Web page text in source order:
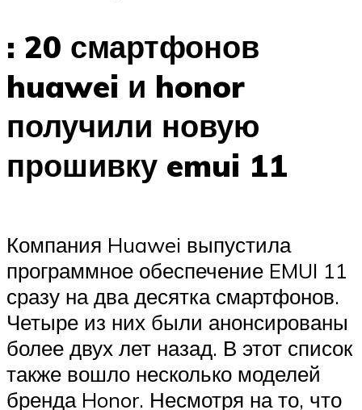
: 20 смартфонов
huawei и honor
получили новую
прошивку emui 11
Компания Huawei выпустила
программное обеспечение EMUI 11
сразу на два десятка смартфонов.
Четыре из них были анонсированы
более двух лет назад. В этот список
также вошло несколько моделей
бренда Honor. Несмотря на то, что